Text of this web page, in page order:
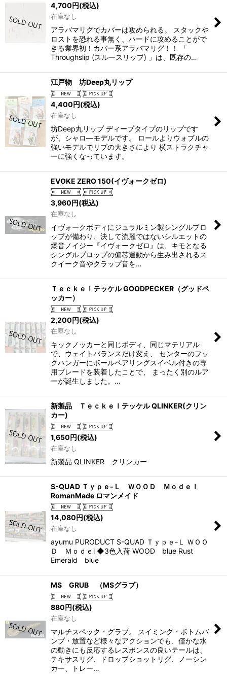
4,700円(税込)
在庫なし
アラバマリグでカバーは攻められる。 スタックや
ロストを恐れる事無く、ハードに攻めることがで
きる業界初！カバー系アラバマリグ！！ 「
Throughslip (スルースリップ) 」は、既存の…
江戸物 坊Deep丸リップ
4,400円(税込)
在庫なし
坊Deep丸リップ ディープタイプのリップです
が、シャロ―モデルです。 ロールよりウォブルの
強いモデルでリブの大きさにより 横ストラクチャ
ーに強くなっています。
EVOKE ZERO 150(イヴォークゼロ)
3,960円(税込)
在庫なし
イヴォークボディにジュラルミン製シングルプロ
ップが備わり、決して流麗ではないシルエットの
爆音ノイジー『イヴォークゼロ』は、キモとなる
シングルプロップの偏芯運動から生み出されるス
クイーク音やクラップ音を…
Ｔｅｃｋｅｌテッケル GOODPECKER（グッドペ
ッカー）
2,200円(税込)
在庫なし
キックノッカーと同じボディ、同じマテリアル
で、ウェイトバランスだけ変え、 センターのフッ
クハンガーにボールペアリングスイベル付きの専
用ブレードを装着したことで、 まったく別のルア
ーが誕生しました。…
新製品 Ｔｅｃｋｅｌテッケル QLINKER(クリン
カー)
1,650円(税込)
在庫なし
新製品 QLINKER クリンカー
S-QUAD Ｔｙｐｅ-Ｌ ＷＯＯＤ Ｍｏｄｅｌ
RomanMade ロマンメイド
14,080円(税込)
在庫なし
ayumu PURODUCT S-QUAD Ｔｙｐｅ-Ｌ ＷＯＯ
Ｄ Ｍｏｄｅl ◆3色入荷 WOOD blue Rust
Emerald blue
MS GRUB （MSグラブ）
880円(税込)
在庫なし
マルチスペック・グラブ。 スイミング・ボトムバ
ンプ・放置など様々なアクションでも、僅かな水
の動きにも反応するレスポンスの良いテールは、
テキサスリグ、ドロップショットリグ、ノーシン
カー、トレー…